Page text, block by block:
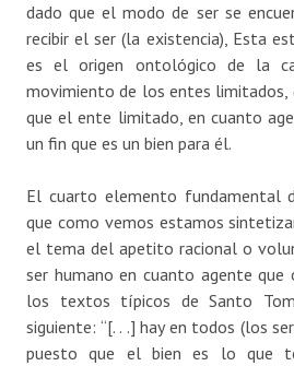
dado que el modo de ser se
recibir el ser (la existencia), Esta
es el origen ontológico de la
movimiento de los entes limitados,
que el ente limitado, en cuanto
un fin que es un bien para él.
El cuarto elemento fundamental
que como vemos estamos
el tema del apetito racional o
ser humano en cuanto agente que
los textos típicos de Santo
siguiente: “[. . .] hay en todos (los
puesto que el bien es lo que